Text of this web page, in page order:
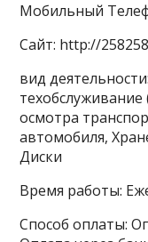
Мобильный
Сайт: http://
вид
осмотра
автомобиля,
Диски
Время работы:
Способ оплаты: